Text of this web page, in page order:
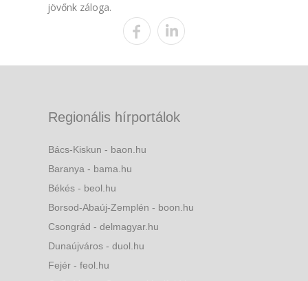
jövőnk záloga.
Regionális hírportálok
Bács-Kiskun - baon.hu
Baranya - bama.hu
Békés - beol.hu
Borsod-Abaúj-Zemplén - boon.hu
Csongrád - delmagyar.hu
Dunaújváros - duol.hu
Fejér - feol.hu